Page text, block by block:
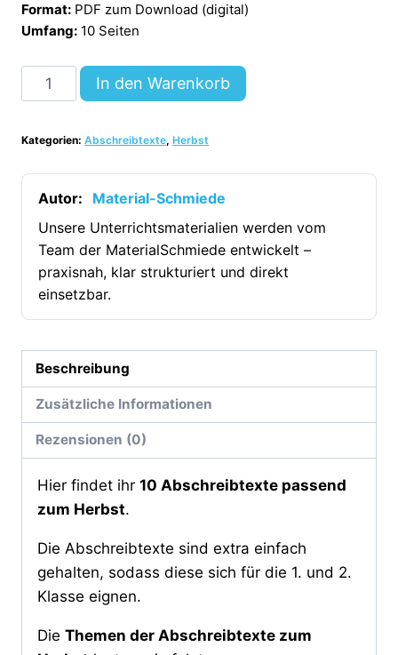
Format: PDF zum Download (digital)
Umfang: 10 Seiten
Abschreibtexte:
Herbst
[Digital]
Menge
In den Warenkorb
Kategorien: Abschreibtexte, Herbst
Autor:
Material-Schmiede
Unsere Unterrichtsmaterialien werden vom
Team der MaterialSchmiede entwickelt –
praxisnah, klar strukturiert und direkt
einsetzbar.
Beschreibung
Zusätzliche Informationen
Rezensionen (0)
Hier findet ihr 10 Abschreibtexte passend
zum Herbst.
Die Abschreibtexte sind extra einfach
gehalten, sodass diese sich für die 1. und 2.
Klasse eignen.
Die Themen der Abschreibtexte zum